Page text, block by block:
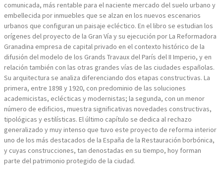
comunicada, más rentable para el naciente mercado del suelo urbano y
embellecida por inmuebles que se alzan en los nuevos escenarios
urbanos que configuran un paisaje ecléctico. En el libro se estudian los
orígenes del proyecto de la Gran Vía y su ejecución por La Reformadora
Granadina empresa de capital privado en el contexto histórico de la
difusión del modelo de los Grands Travaux del París del II Imperio, y en
relación también con las otras grandes vías de las ciudades españolas.
Su arquitectura se analiza diferenciando dos etapas constructivas. La
primera, entre 1898 y 1920, con predominio de las soluciones
academicistas, eclécticas y modernistas; la segunda, con un menor
número de edificios, muestra significativas novedades constructivas,
tipológicas y estilísticas. El último capítulo se dedica al rechazo
generalizado y muy intenso que tuvo este proyecto de reforma interior
uno de los más destacados de la España de la Restauración borbónica,
y cuyas construcciones, tan denostadas en su tiempo, hoy forman
parte del patrimonio protegido de la ciudad.